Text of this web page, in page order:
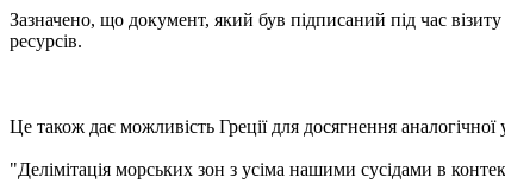
Зазначено, що документ, який був підписаний під час
ресурсів.
Це також дає можливість Греції для досягнення
"Делімітація морських зон з усіма нашими сусідами в